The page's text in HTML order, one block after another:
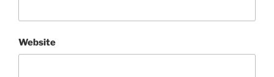
Website